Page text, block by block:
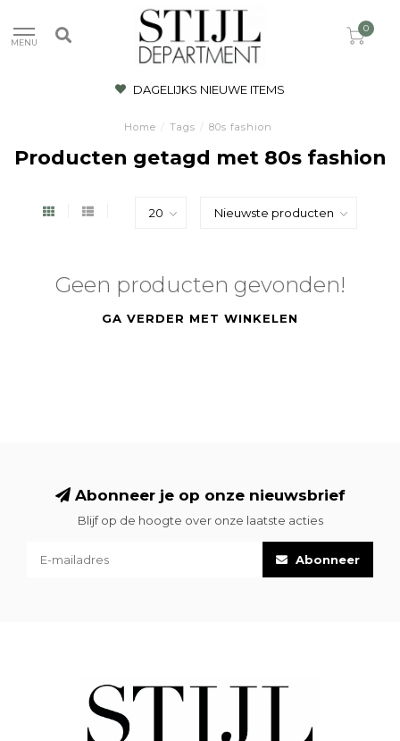
MENU
0
DAGELIJKS NIEUWE ITEMS
Home / Tags / 80s fashion
Producten getagd met 80s fashion
Geen producten gevonden!
GA VERDER MET WINKELEN
Abonneer je op onze nieuwsbrief
Blijf op de hoogte over onze laatste acties
Abonneer